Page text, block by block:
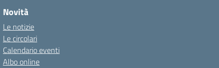
Novità
Le notizie
Le circolari
Calendario eventi
Albo online